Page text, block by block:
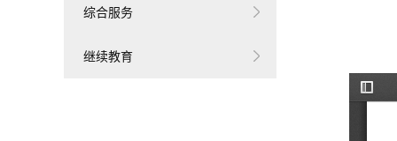
综合服务
继续教育